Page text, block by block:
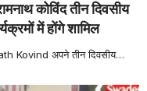
कोविंद तीन दिवसीय
में होंगे शामिल
Kovind अपने तीन दिवसीय…